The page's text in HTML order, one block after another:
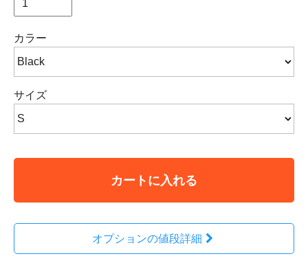
カラー
サイズ
カートに入れる
オプションの値段詳細